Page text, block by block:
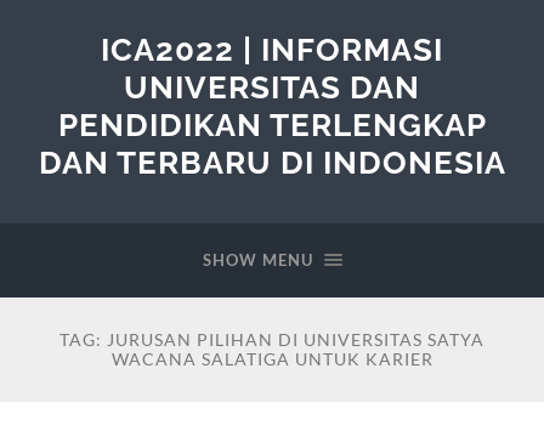
ICA2022 | INFORMASI
UNIVERSITAS DAN
PENDIDIKAN TERLENGKAP
DAN TERBARU DI INDONESIA
SHOW MENU
TAG: JURUSAN PILIHAN DI UNIVERSITAS SATYA
WACANA SALATIGA UNTUK KARIER